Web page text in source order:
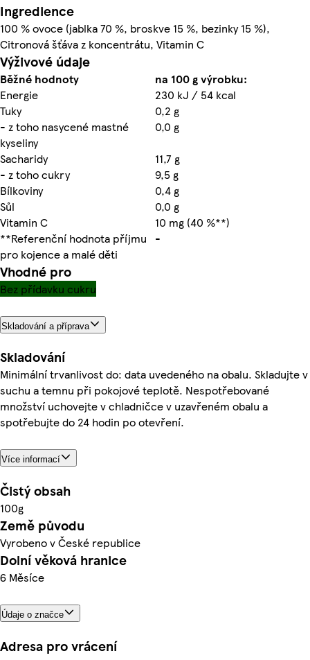
Ingredience
100 % ovoce (jablka 70 %, broskve 15 %, bezinky 15 %),
Citronová šťáva z koncentrátu, Vitamin C
Výživové údaje
Běžné hodnoty
na 100 g výrobku:
Energie
230 kJ / 54 kcal
Tuky
0,2 g
- z toho nasycené mastné
kyseliny
0,0 g
Sacharidy
11,7 g
- z toho cukry
9,5 g
Bílkoviny
0,4 g
Sůl
0,0 g
Vitamin C
10 mg (40 %**)
**Referenční hodnota příjmu
pro kojence a malé děti
-
Vhodné pro
Bez přídavku cukru
Skladování a příprava
Skladování
Minimální trvanlivost do: data uvedeného na obalu. Skladujte v
suchu a temnu při pokojové teplotě. Nespotřebované
množství uchovejte v chladničce v uzavřeném obalu a
spotřebujte do 24 hodin po otevření.
Více informací
Čistý obsah
100g
Země původu
Vyrobeno v České republice
Dolní věková hranice
6 Měsíce
Údaje o značce
Adresa pro vrácení